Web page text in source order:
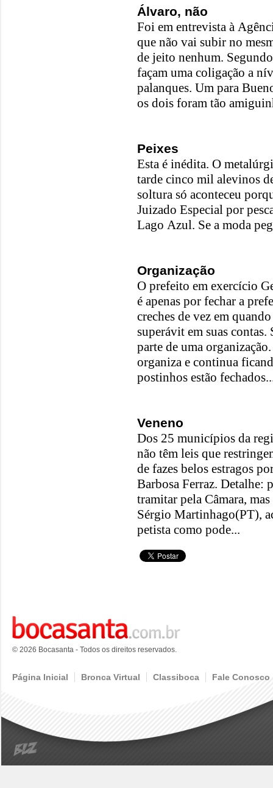
Álvaro, não
Foi em entrevista à
que não vai subir no
de jeito nenhum.
façam uma coligação a
palanques. Um para
os dois foram tão
Peixes
Esta é inédita. O
tarde cinco mil alevinos
soltura só aconteceu
Juizado Especial por
Lago Azul. Se a moda
Organização
O prefeito em exercício
é apenas por fechar a
creches de vez em
superávit em suas contas.
parte de uma
organiza e continua
postinhos estão
Veneno
Dos 25 municípios da
não têm leis que
de fazes belos estragos
Barbosa Ferraz. Detalhe:
tramitar pela Câmara,
Sérgio Martinhago(PT),
petista como pode...
© 2026 Bocasanta - Todos os direitos reservados.
Página Inicial Bronca Virtual Classiboca Fale Conosco